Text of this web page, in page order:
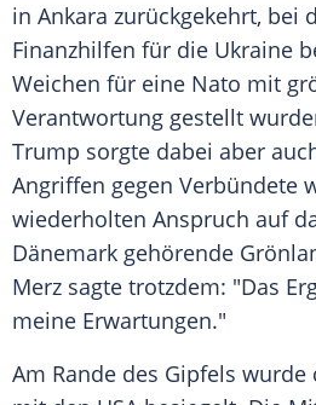
in Ankara zurückgekehrt, bei
Finanzhilfen für die Ukraine
Weichen für eine Nato mit
Verantwortung gestellt
Trump sorgte dabei aber
Angriffen gegen Verbündete
wiederholten Anspruch auf
Dänemark gehörende
Merz sagte trotzdem: "Das
meine Erwartungen."
Am Rande des Gipfels wurde